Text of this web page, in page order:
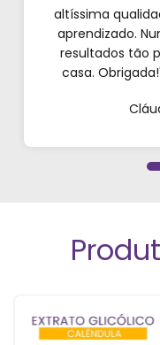
altíssima
aprendizado.
resultados tão
casa.
testar em
produtos são